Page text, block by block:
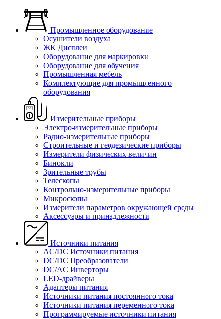
Промышленное оборудование
Осушители воздуха
ЖК Дисплеи
Оборудование для маркировки
Оборудование для обучения
Промышленная мебель
Комплектующие для промышленного
оборудования
Измерительные приборы
Электро-измерительные приборы
Радио-измерительные приборы
Строительные и геодезические приборы
Измерители физических величин
Бинокли
Зрительные трубы
Телескопы
Контрольно-измерительные приборы
Микроскопы
Измерители параметров окружающей среды
Аксессуары и принадлежности
Источники питания
AC/DC Источники питания
DC/DC Преобразователи
DC/AC Инверторы
LED-драйверы
Адаптеры питания
Источники питания постоянного тока
Источники питания переменного тока
Программируемые источники питания